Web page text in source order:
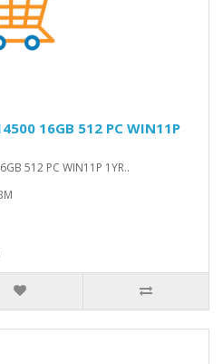
16GB 512 PC WIN11P
512 PC WIN11P 1YR..